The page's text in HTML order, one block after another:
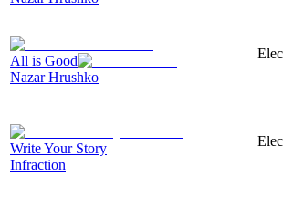
All is Good
Nazar Hrushko
Write Your Story
Infraction